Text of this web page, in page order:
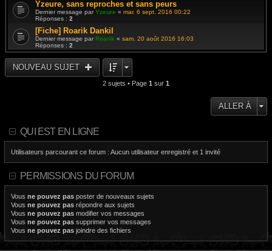
Yzeure, sans reproches et sans peurs
Dernier message parYzeure « mar. 6 sept. 2016 00:22
Réponses : 2
[Fiche] Roarik Dankil
Dernier message parRoarik « sam. 20 août 2016 16:03
Réponses : 2
NOUVEAU SUJET
2 sujets • Page 1 sur 1
ALLER À
QUI EST EN LIGNE
Utilisateurs parcourant ce forum : Aucun utilisateur enregistré et 1 invité
PERMISSIONS DU FORUM
Vous ne pouvez pas poster de nouveaux sujets
Vous ne pouvez pas répondre aux sujets
Vous ne pouvez pas modifier vos messages
Vous ne pouvez pas supprimer vos messages
Vous ne pouvez pas joindre des fichiers